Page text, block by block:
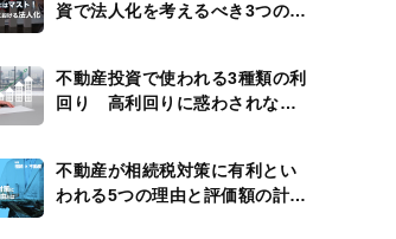
資で法人化を考えるべき3つのタ
不動産投資で使われる3種類の利
回り 高利回りに惑わされない
不動産が相続税対策に有利とい
われる5つの理由と評価額の計算